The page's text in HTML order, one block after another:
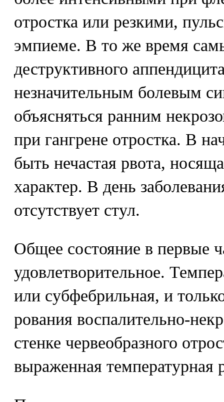
отростка или резкими,
эмпиеме. В то же время
деструктивного
незначительным болевым
объясняться ранним
при гангрене отростка. В
быть нечастая рвота,
характер. В день
отсутствует стул.
Общее состояние в первые
удовлетворительное.
или субфебрильная, и
рования воспалительно-
стенке червеобразного
выраженная температурная